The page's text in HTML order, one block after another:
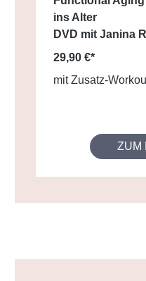
ins Alter
DVD mit Janina
29,90 €*
mit Zusatz-
ZUM